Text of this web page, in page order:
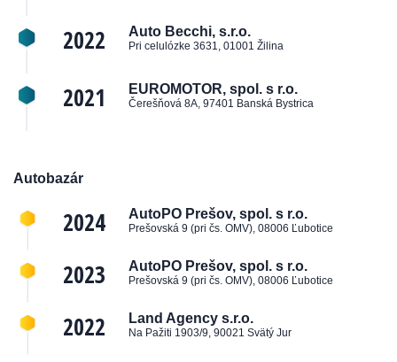
2022 Auto Becchi, s.r.o.
Pri celulózke 3631, 01001 Žilina
2021 EUROMOTOR, spol. s r.o.
Čerešňová 8A, 97401 Banská Bystrica
Autobazár
2024 AutoPO Prešov, spol. s r.o.
Prešovská 9 (pri čs. OMV), 08006 Ľubotice
2023 AutoPO Prešov, spol. s r.o.
Prešovská 9 (pri čs. OMV), 08006 Ľubotice
2022 Land Agency s.r.o.
Na Pažiti 1903/9, 90021 Svätý Jur